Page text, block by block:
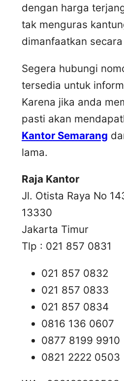
dengan harga
tak menguras
dimanfaatkan
Segera hubungi
tersedia untuk
Karena jika anda
pasti akan
Kantor Semarang
lama.
Raja Kantor
Jl. Otista Raya No
13330
Jakarta Timur
Tlp : 021 857 0831
021 857 0832
021 857 0833
021 857 0834
0816 136 0607
0877 8199 9910
0821 2222 0503